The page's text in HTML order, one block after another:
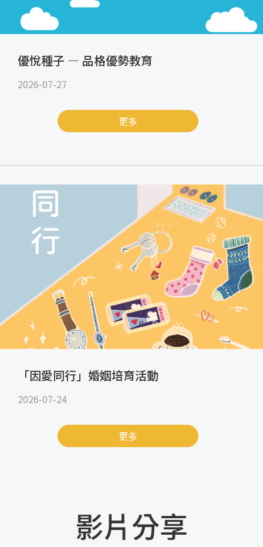
優悅種子 — 品格優勢教育
2026-07-27
更多
「因愛同行」婚姻培育活動
2026-07-24
更多
影片分享